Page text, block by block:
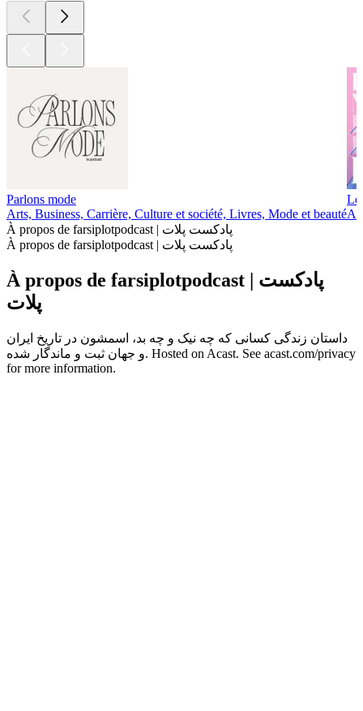
Parlons mode
Arts, Business, Carrière, Culture et société, Livres, Mode et beauté
À propos de farsiplotpodcast | پادکست پلات
À propos de farsiplotpodcast | پادکست پلات
À propos de farsiplotpodcast | پادکست
پلات
داستان زندگی کسانی که چه نیک و چه بد، اسمشون در تاریخ ایران
و جهان ثبت و ماندگار شده. Hosted on Acast. See acast.com/privacy
for more information.